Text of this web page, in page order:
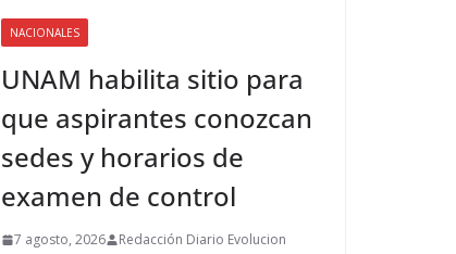
NACIONALES
UNAM habilita sitio para
que aspirantes conozcan
sedes y horarios de
examen de control
7 agosto, 2026 Redacción Diario Evolucion